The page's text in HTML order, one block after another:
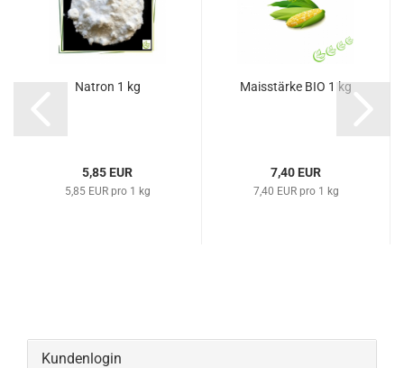
Natron 1 kg
5,85 EUR
5,85 EUR pro 1 kg
Maisstärke BIO 1 kg
7,40 EUR
7,40 EUR pro 1 kg
Kundenlogin